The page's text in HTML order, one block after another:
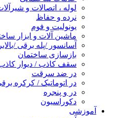
لوله ، اتصالات و شیرآلات
نرده و حفاظ
یونولیت و فوم
ماشین آلات و ابزار ساختمانی
آسانسور /پله برقی /بالابر
بازسازی ساختمان
سقف کاذب / دیوار کاذب
در ضد سرقت
در اتوماتیک / کرکره برقی
در و پنجره
دکوراسیون
آموزشی